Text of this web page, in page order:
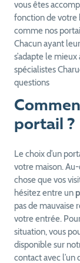
fonction de votre
comme nos
Chacun ayant
s’adapte le mieux
spécialistes
questions
portail ?
votre maison. Au-
chose que vos
hésitez entre un
pas de mauvaise
votre entrée.
situation, vous
disponible sur
contact avec l’un